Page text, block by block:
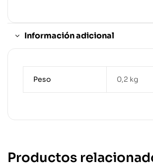
Información adicional
Peso 0,2 kg
Productos